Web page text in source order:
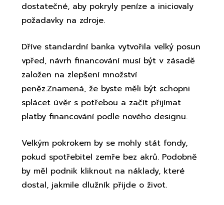
dostatečné, aby pokryly peníze a iniciovaly
požadavky na zdroje.
Dříve standardní banka vytvořila velký posun
vpřed, návrh financování musí být v zásadě
založen na zlepšení množství
peněz.Znamená, že byste měli být schopni
splácet úvěr s potřebou a začít přijímat
platby financování podle nového designu.
Velkým pokrokem by se mohly stát fondy,
pokud spotřebitel zemře bez akrů. Podobně
by měl podnik kliknout na náklady, které
dostal, jakmile dlužník přijde o život.